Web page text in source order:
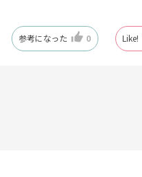
参考になった 0 Like!